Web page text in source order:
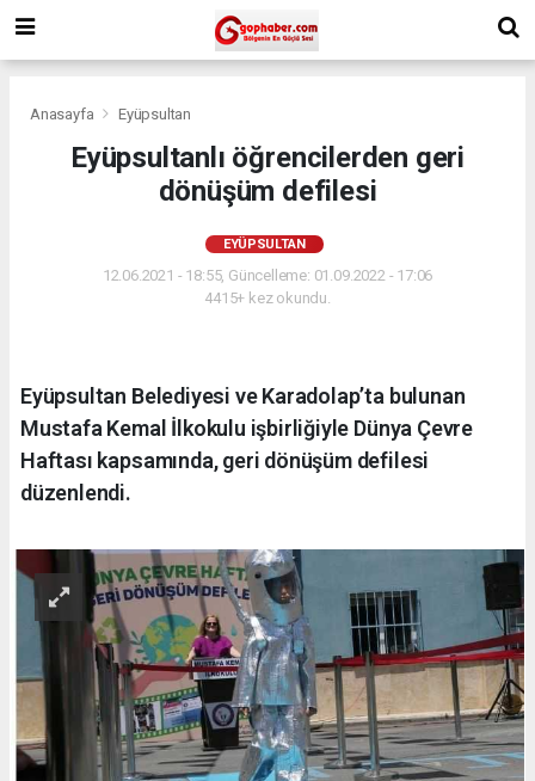
Anasayfa Eyüpsultan
Eyüpsultanlı öğrencilerden geri
dönüşüm defilesi
EYÜPSULTAN
12.06.2021 - 18:55, Güncelleme: 01.09.2022 - 17:06
4415+ kez okundu.
Eyüpsultan Belediyesi ve Karadolap’ta bulunan
Mustafa Kemal İlkokulu işbirliğiyle Dünya Çevre
Haftası kapsamında, geri dönüşüm defilesi
düzenlendi.